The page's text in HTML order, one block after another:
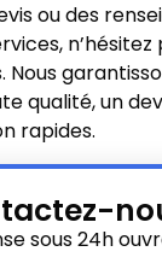
ou des
qualité, un
rapides.
sous 24h